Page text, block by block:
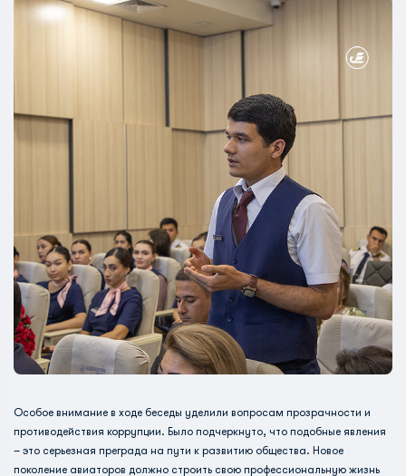
Особое внимание в ходе беседы уделили вопросам прозрачности и
противодействия коррупции. Было подчеркнуто, что подобные явления
– это серьезная преграда на пути к развитию общества. Новое
поколение авиаторов должно строить свою профессиональную жизнь